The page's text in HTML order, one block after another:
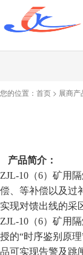
您的位置： 首页 > 展商产
产品简介：
ZJL-10 （6）矿用
偿、等补偿以及过
实现对馈出线的采
ZJL-10 （6）矿用
授的“时序鉴别原
品可实现告警及跳